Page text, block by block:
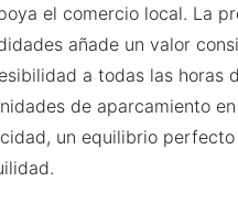
el comercio local. La
añade un valor
a todas las horas
de aparcamiento
un equilibrio